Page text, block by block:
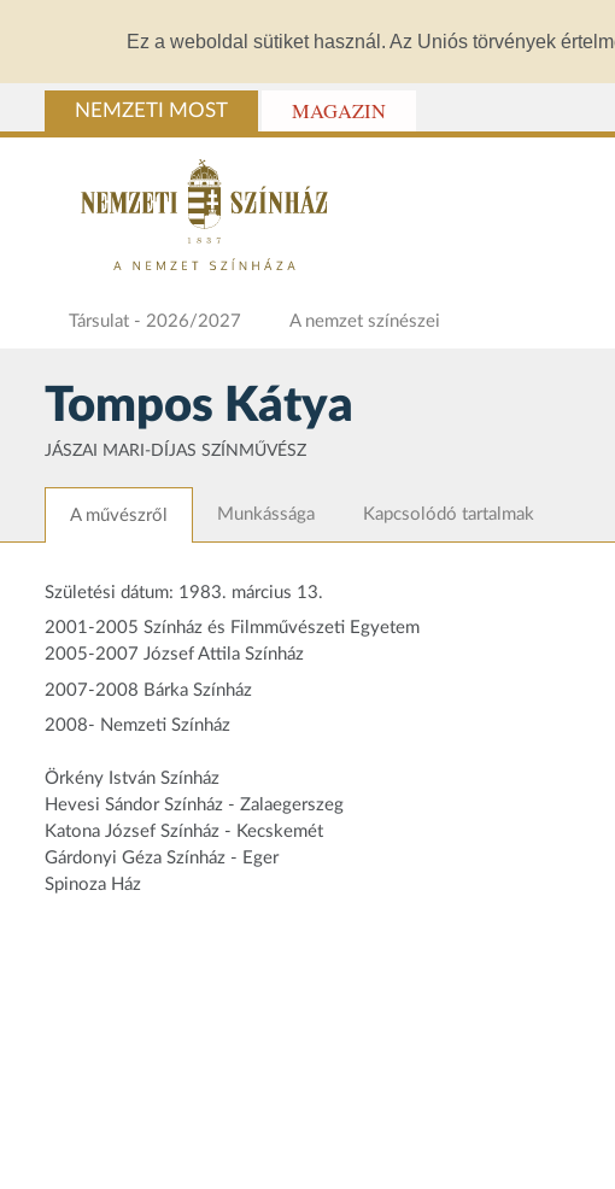
Ez a weboldal sütiket használ. Az Uniós törvények
NEMZETI MOST MAGAZIN
Társulat - 2026/2027 A nemzet színészei
Tompos Kátya
JÁSZAI MARI-DÍJAS SZÍNMŰVÉSZ
A művészről Munkássága Kapcsolódó tartalmak
Születési dátum: 1983. március 13.
2001-2005 Színház és Filmművészeti Egyetem
2005-2007 József Attila Színház
2007-2008 Bárka Színház
2008- Nemzeti Színház
Örkény István Színház
Hevesi Sándor Színház - Zalaegerszeg
Katona József Színház - Kecskemét
Gárdonyi Géza Színház - Eger
Spinoza Ház